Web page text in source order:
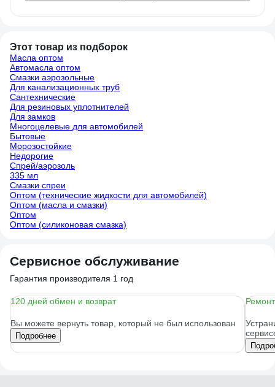
Этот товар из подборок
Масла оптом
Автомасла оптом
Смазки аэрозольные
Для канализационных труб
Сантехнические
Для резиновых уплотнителей
Для замков
Многоцелевые для автомобилей
Бытовые
Морозостойкие
Недорогие
Спрей/аэрозоль
335 мл
Смазки спреи
Оптом (технические жидкости для автомобилей)
Оптом (масла и смазки)
Оптом
Оптом (силиконовая смазка)
Сервисное обслуживание
Гарантия производителя 1 год
120 дней обмен и возврат
Вы можете вернуть товар, который не был использован
Подробнее